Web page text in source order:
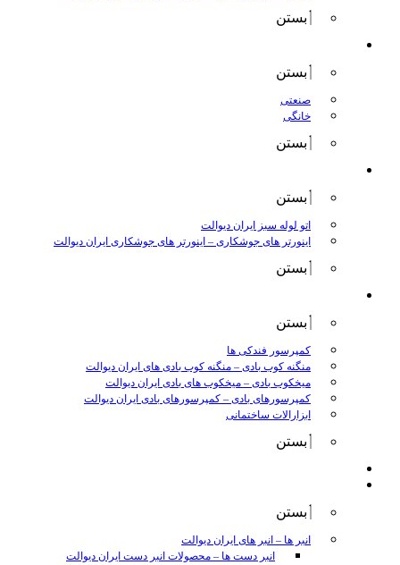
بستن
بستن
صنعتی
خانگی
بستن
بستن
اتو لوله سبز ایران دیوالت
اینورتر های جوشکاری – اینورتر های جوشکاری ایران دیوالت
بستن
بستن
کمپرسور فندکی ها
منگنه کوب بادی – منگنه کوب بادی های ایران دیوالت
میخکوب بادی – میخکوب های بادی ایران دیوالت
کمپرسورهای بادی – کمپرسورهای بادی ایران دیوالت
ابزارالات ساختمانی
بستن
بستن
انبر ها – انبر های ایران دیوالت
انبر دست ها – محصولات انبر دست ایران دیوالت